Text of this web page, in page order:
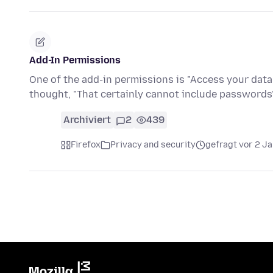
Add-In Permissions
One of the add-in permissions is "Access your
thought, "That certainly cannot include
Archiviert 2 439
Firefox Privacy and security gefragt vor 2